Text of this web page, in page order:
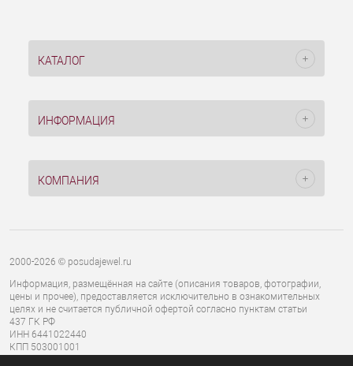
КАТАЛОГ
ИНФОРМАЦИЯ
КОМПАНИЯ
2000-2026 © posudajewel.ru
Информация, размещённая на сайте (описания товаров, фотографии,
цены и прочее), предоставляется исключительно в ознакомительных
целях и не считается публичной офертой согласно пунктам статьи
437 ГК РФ
ИНН 6441022440
КПП 503001001